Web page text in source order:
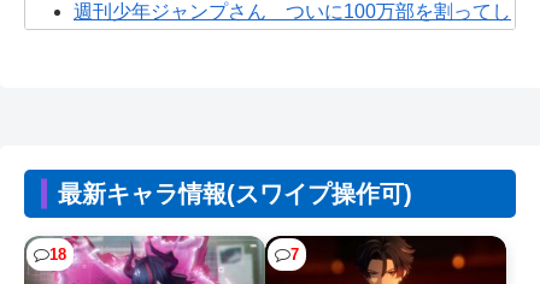
週刊少年ジャンプさん ついに100万部を割ってし
4939円！喋りたいだけなら公園に行...
【悲報】漫画家、カウンセラーに自分の作品を
「気持ち悪い」と言われショックを受けて...
最新キャラ情報(スワイプ操作可)
18 7